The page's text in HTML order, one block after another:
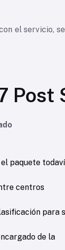
el servicio,
Post
paquete
centros
para
de la